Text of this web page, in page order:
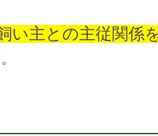
い主との主従関係